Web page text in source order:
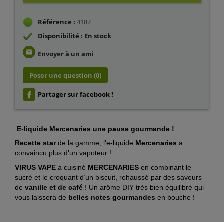
Référence : 4187
Disponibilité : En stock
email Envoyer à un ami
Poser une question (0)
Partager sur facebook !
E-liquide Mercenaries une pause gourmande !
Recette starde la gamme, l'e-liquide Mercenaries a
convaincu plus d'un vapoteur !
VIRUS VAPE a cuisiné MERCENARIES en combinant le
sucré et le croquant d’un biscuit, rehaussé par des saveurs
de vanille et de café ! Un arôme DIY très bien équilibré qui
vous laissera de belles notes gourmandes en bouche !